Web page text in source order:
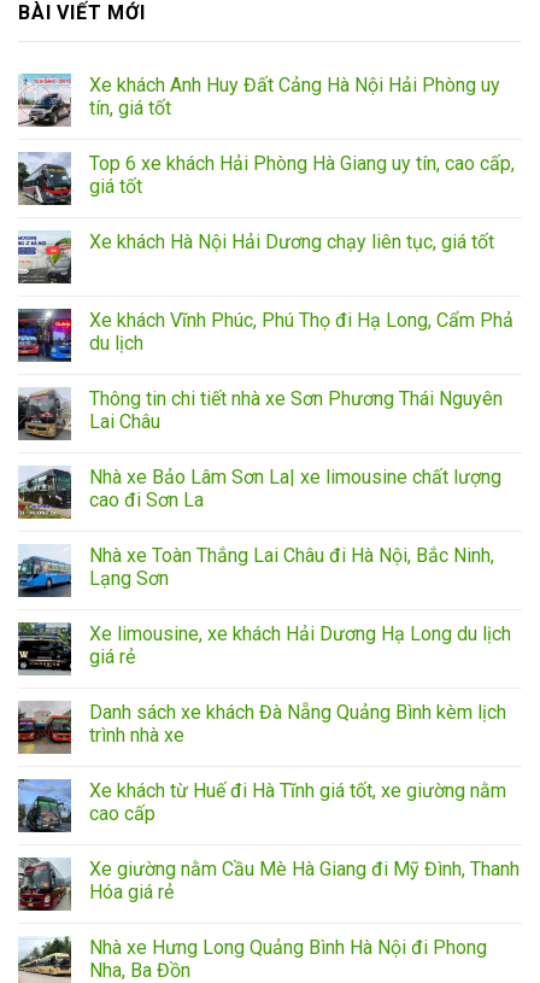
BÀI VIẾT MỚI
Xe khách Anh Huy Đất Cảng Hà Nội Hải Phòng uy
tín, giá tốt
Top 6 xe khách Hải Phòng Hà Giang uy tín, cao cấp,
giá tốt
Xe khách Hà Nội Hải Dương chạy liên tục, giá tốt
Xe khách Vĩnh Phúc, Phú Thọ đi Hạ Long, Cẩm Phả
du lịch
Thông tin chi tiết nhà xe Sơn Phương Thái Nguyên
Lai Châu
Nhà xe Bảo Lâm Sơn La| xe limousine chất lượng
cao đi Sơn La
Nhà xe Toàn Thắng Lai Châu đi Hà Nội, Bắc Ninh,
Lạng Sơn
Xe limousine, xe khách Hải Dương Hạ Long du lịch
giá rẻ
Danh sách xe khách Đà Nẵng Quảng Bình kèm lịch
trình nhà xe
Xe khách từ Huế đi Hà Tĩnh giá tốt, xe giường nằm
cao cấp
Xe giường nằm Cầu Mè Hà Giang đi Mỹ Đình, Thanh
Hóa giá rẻ
Nhà xe Hưng Long Quảng Bình Hà Nội đi Phong
Nha, Ba Đồn